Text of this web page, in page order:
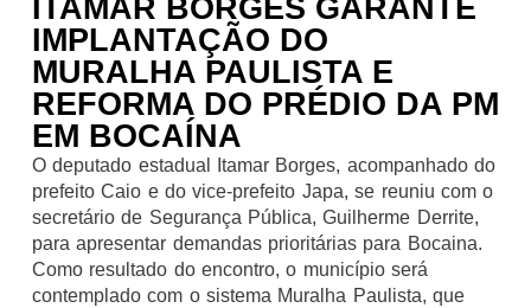
ITAMAR BORGES GARANTE
IMPLANTAÇÃO DO
MURALHA PAULISTA E
REFORMA DO PRÉDIO DA PM
EM BOCAÍNA
O deputado estadual Itamar Borges, acompanhado do
prefeito Caio e do vice-prefeito Japa, se reuniu com o
secretário de Segurança Pública, Guilherme Derrite,
para apresentar demandas prioritárias para Bocaina.
Como resultado do encontro, o município será
contemplado com o sistema Muralha Paulista, que